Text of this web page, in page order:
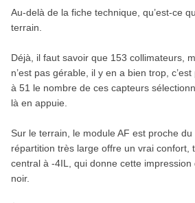
Au-delà de la fiche technique, qu’est-ce
terrain.
Déjà, il faut savoir que 153 collimateurs,
n’est pas gérable, il y en a bien trop,
à 51 le nombre de ces capteurs
là en appuie.
Sur le terrain, le module AF est proche
répartition très large offre un vrai confort,
central à -4IL, qui donne cette impression
noir.